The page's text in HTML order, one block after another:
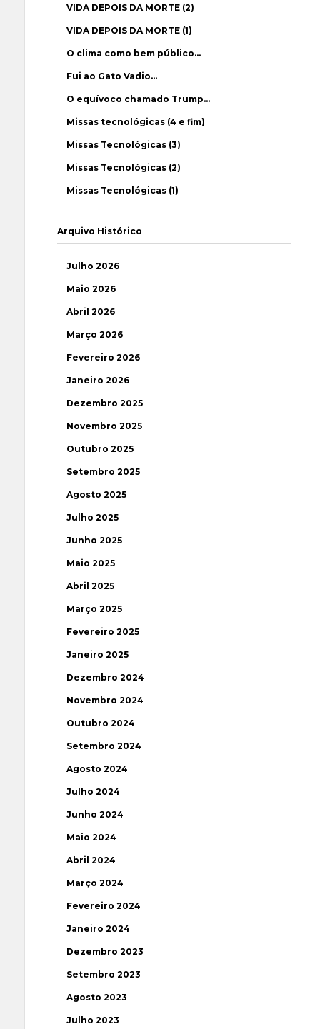
VIDA DEPOIS DA MORTE (2)
VIDA DEPOIS DA MORTE (1)
O clima como bem público…
Fui ao Gato Vadio…
O equívoco chamado Trump…
Missas tecnológicas (4 e fim)
Missas Tecnológicas (3)
Missas Tecnológicas (2)
Missas Tecnológicas (1)
Arquivo Histórico
Julho 2026
Maio 2026
Abril 2026
Março 2026
Fevereiro 2026
Janeiro 2026
Dezembro 2025
Novembro 2025
Outubro 2025
Setembro 2025
Agosto 2025
Julho 2025
Junho 2025
Maio 2025
Abril 2025
Março 2025
Fevereiro 2025
Janeiro 2025
Dezembro 2024
Novembro 2024
Outubro 2024
Setembro 2024
Agosto 2024
Julho 2024
Junho 2024
Maio 2024
Abril 2024
Março 2024
Fevereiro 2024
Janeiro 2024
Dezembro 2023
Setembro 2023
Agosto 2023
Julho 2023